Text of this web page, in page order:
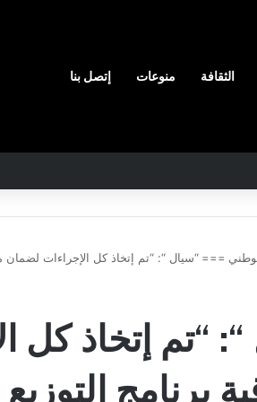
الثقافة منوعات إتصل بنا
=== “سيال “: “تم إتخاذ كل الإجراءات لضمان
“تم إتخاذ كل
برنامج
سطيف
يضم
شمس